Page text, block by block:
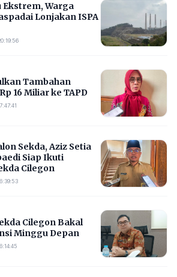
Ekstrem, Warga
Lonjakan ISPA
Tambahan
16 Miliar ke TAPD
Sekda, Aziz Setia
Siap Ikuti
Cilegon
Cilegon Bakal
Minggu Depan